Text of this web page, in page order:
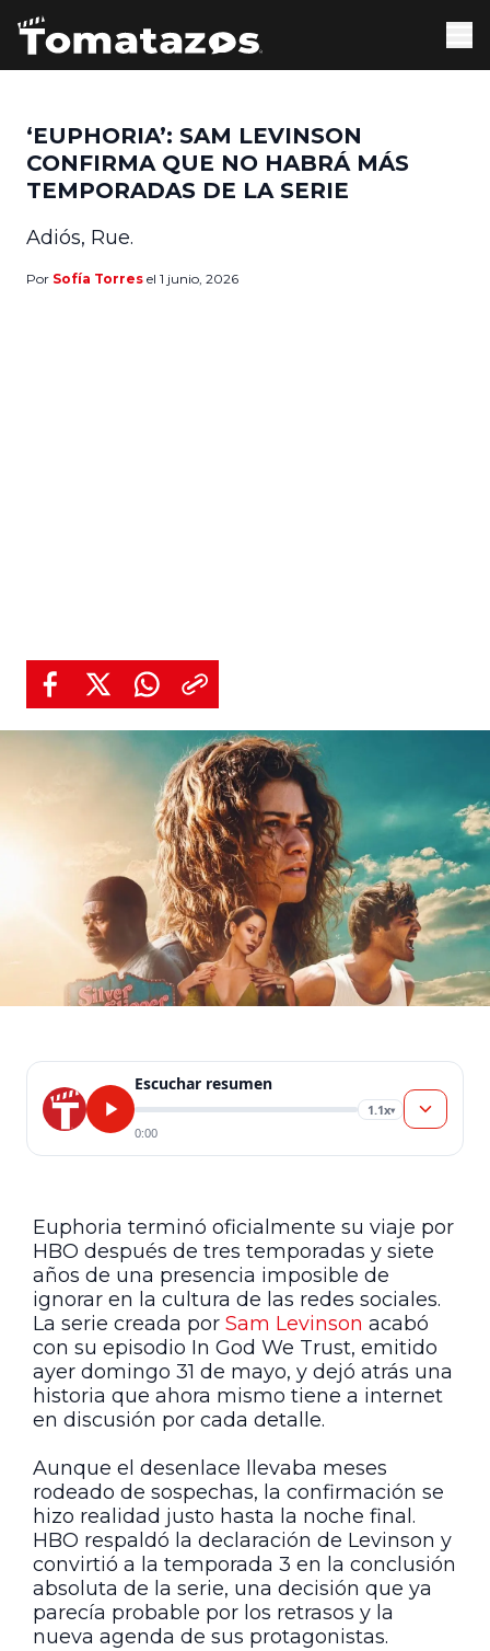
‘EUPHORIA’: SAM LEVINSON
CONFIRMA QUE NO HABRÁ MÁS
TEMPORADAS DE LA SERIE
Adiós, Rue.
Por Sofía Torres el 1 junio, 2026
Escuchar resumen
1.1x▾
0:00
Euphoria terminó oficialmente su viaje por
HBO después de tres temporadas y siete
años de una presencia imposible de
ignorar en la cultura de las redes sociales.
La serie creada por Sam Levinson acabó
con su episodio In God We Trust, emitido
ayer domingo 31 de mayo, y dejó atrás una
historia que ahora mismo tiene a internet
en discusión por cada detalle.
Aunque el desenlace llevaba meses
rodeado de sospechas, la confirmación se
hizo realidad justo hasta la noche final.
HBO respaldó la declaración de Levinson y
convirtió a la temporada 3 en la conclusión
absoluta de la serie, una decisión que ya
parecía probable por los retrasos y la
nueva agenda de sus protagonistas.